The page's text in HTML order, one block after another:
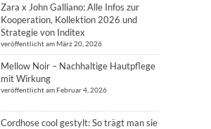
Zara x John Galliano: Alle Infos zur
Kooperation, Kollektion 2026 und
Strategie von Inditex
veröffentlicht am März 20, 2026
Mellow Noir – Nachhaltige Hautpflege
mit Wirkung
veröffentlicht am Februar 4, 2026
Cordhose cool gestylt: So trägt man sie